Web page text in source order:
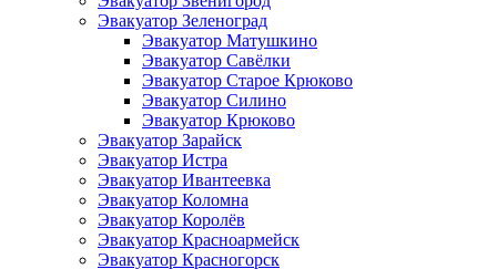
Эвакуатор Зеленоград
Эвакуатор Матушкино
Эвакуатор Савёлки
Эвакуатор Старое Крюково
Эвакуатор Силино
Эвакуатор Крюково
Эвакуатор Зарайск
Эвакуатор Истра
Эвакуатор Ивантеевка
Эвакуатор Коломна
Эвакуатор Королёв
Эвакуатор Красноармейск
Эвакуатор Красногорск